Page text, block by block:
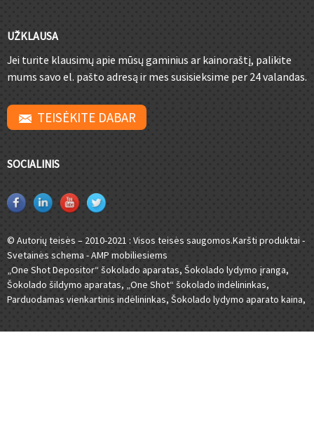
UŽKLAUSA
Jei turite klausimų apie mūsų gaminius ar kainoraštį, palikite
mums savo el. pašto adresą ir mes susisieksime per 24 valandas.
TEISĖKITE DABAR
SOCIALINIS
© Autorių teisės – 2010-2021 : Visos teisės saugomos.Karšti produktai -
Svetainės schema -AMP mobiliesiems
„One Shot Depositor“ šokolado aparatas, Šokolado lydymo įranga,
Šokolado šildymo aparatas, „One Shot“ šokolado indėlininkas,
Parduodamas vienkartinis indėlininkas, Šokolado lydymo aparato kaina,